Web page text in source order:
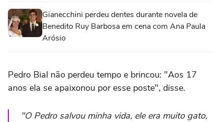
Gianecchini perdeu dentes durante novela de
Benedito Ruy Barbosa em cena com Ana Paula
Arósio
Pedro Bial não perdeu tempo e brincou: "Aos 17
anos ela se apaixonou por esse poste", disse.
"O Pedro salvou minha vida, ele era muito gato,